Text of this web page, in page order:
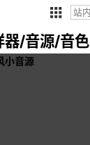
器/音源/音色
小音源